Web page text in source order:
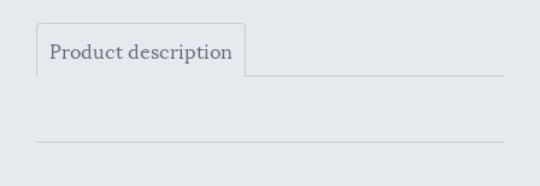
Product description